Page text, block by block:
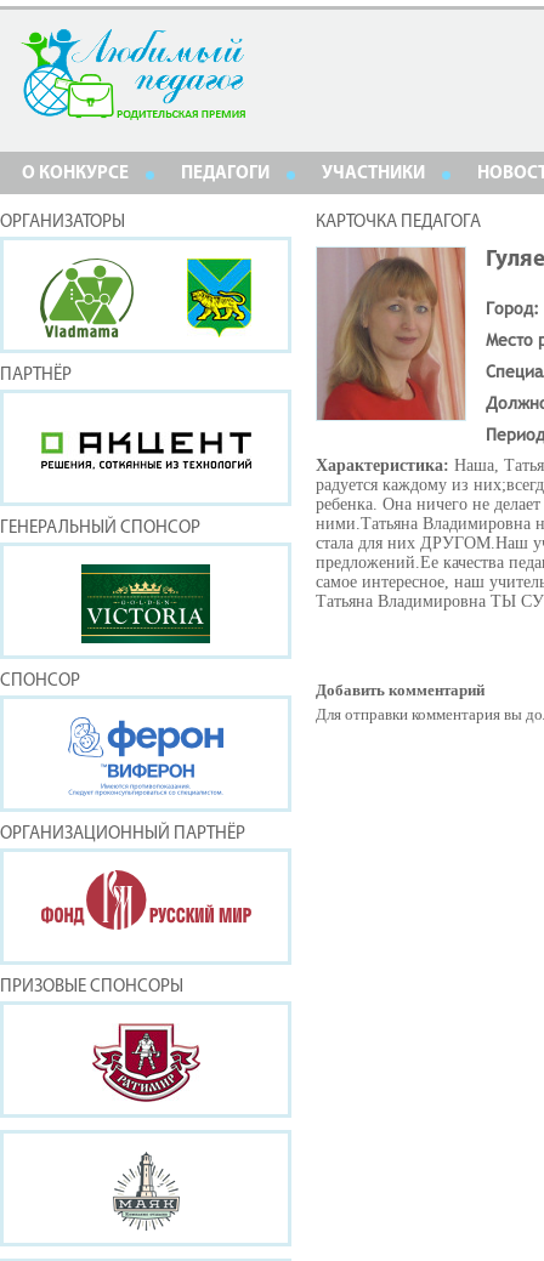
О КОНКУРСЕ ПЕДАГОГИ УЧАСТНИКИ
ОРГАНИЗАТОРЫ
ПАРТНЁР
ГЕНЕРАЛЬНЫЙ СПОНСОР
СПОНСОР
ОРГАНИЗАЦИОННЫЙ ПАРТНЁР
ПРИЗОВЫЕ СПОНСОРЫ
КАРТОЧКА ПЕДАГОГА
Город:
Место
Характеристика: Наша,
радуется каждому из
ребенка. Она ничего не
ними.Татьяна Владимировна
стала для них ДРУГОМ.Наш
предложений.Ее качества
самое интересное, наш
Татьяна Владимировна ТЫ
Добавить комментарий
Для отправки комментария вы